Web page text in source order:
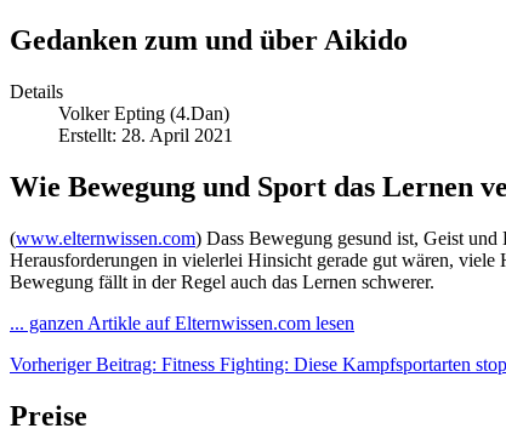
Gedanken zum und über Aikido
Details
Volker Epting (4.Dan)
Erstellt: 28. April 2021
Wie Bewegung und Sport das Lernen
(www.elternwissen.com) Dass Bewegung gesund ist, Geist
Herausforderungen in vielerlei Hinsicht gerade gut wären, viele
Bewegung fällt in der Regel auch das Lernen schwerer.
... ganzen Artikle auf Elternwissen.com lesen
Vorheriger Beitrag: Fitness Fighting: Diese Kampfsportarten
Preise